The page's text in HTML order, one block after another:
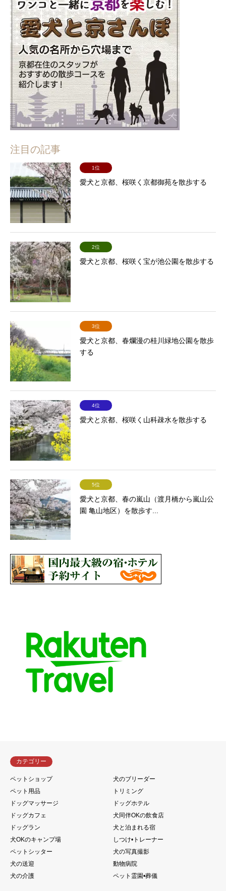
注目の記事
1位
愛犬と京都、桜咲く京都御苑を散歩する
2位
愛犬と京都、桜咲く宝が池公園を散歩する
3位
愛犬と京都、春爛漫の桂川緑地公園を散歩
する
4位
愛犬と京都、桜咲く山科疎水を散歩する
5位
愛犬と京都、春の嵐山（渡月橋から嵐山公
園 亀山地区）を散歩す...
カテゴリー
ペットショップ
犬のブリーダー
ペット用品
トリミング
ドッグマッサージ
ドッグホテル
ドッグカフェ
犬同伴OKの飲食店
ドッグラン
犬と泊まれる宿
犬OKのキャンプ場
しつけ•トレーナー
ペットシッター
犬の写真撮影
犬の送迎
動物病院
犬の介護
ペット霊園•葬儀